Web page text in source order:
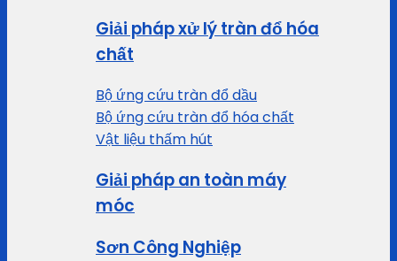
Giải pháp xử lý tràn đổ hóa
chất
Bộ ứng cứu tràn đổ dầu
Bộ ứng cứu tràn đổ hóa chất
Vật liệu thấm hút
Giải pháp an toàn máy
móc
Sơn Công Nghiệp